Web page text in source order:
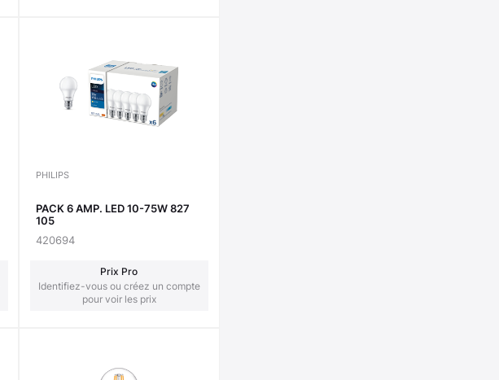
PHILIPS
PACK 6 AMP. LED 10-75W 827
105
420694
Prix Pro
Identifiez-vous ou créez un compte
pour voir les prix